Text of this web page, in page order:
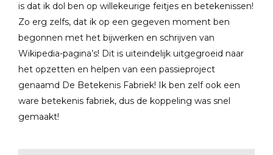
is dat ik dol ben op willekeurige feitjes en betekenissen!
Zo erg zelfs, dat ik op een gegeven moment ben
begonnen met het bijwerken en schrijven van
Wikipedia-pagina’s! Dit is uiteindelijk uitgegroeid naar
het opzetten en helpen van een passieproject
genaamd De Betekenis Fabriek! Ik ben zelf ook een
ware betekenis fabriek, dus de koppeling was snel
gemaakt!